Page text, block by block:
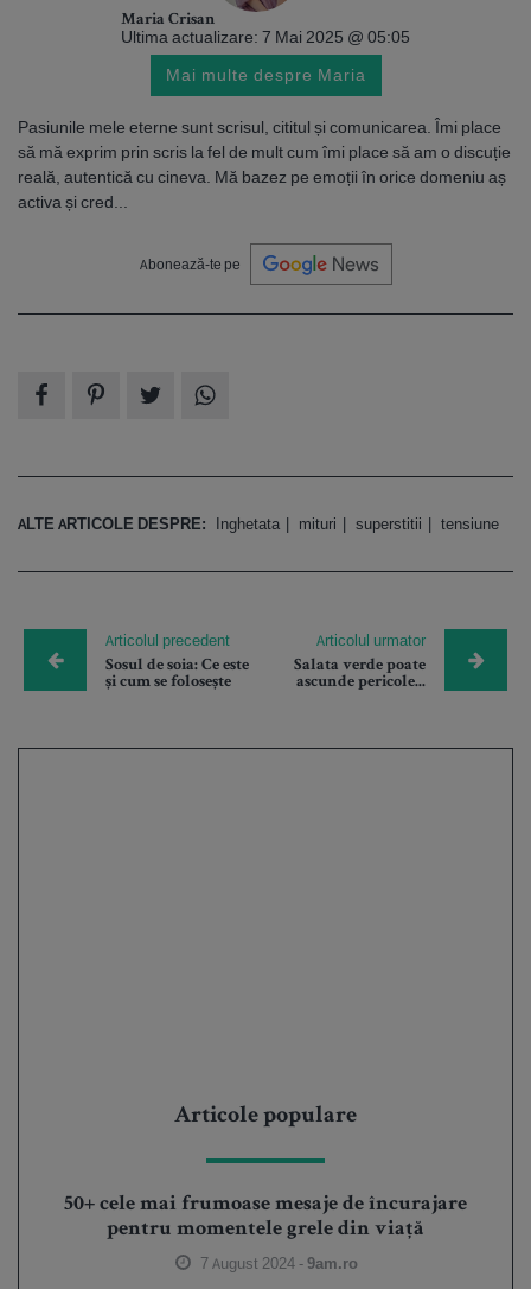
Maria Crisan
Ultima actualizare: 7 Mai 2025 @ 05:05
Mai multe despre Maria
Pasiunile mele eterne sunt scrisul, cititul și comunicarea. Îmi place
să mă exprim prin scris la fel de mult cum îmi place să am o discuție
reală, autentică cu cineva. Mă bazez pe emoții în orice domeniu aș
activa și cred...
Abonează-te pe
ALTE ARTICOLE DESPRE: Inghetata mituri superstitii tensiune
Articolul precedent
Sosul de soia: Ce este
și cum se folosește
Articolul urmator
Salata verde poate
ascunde pericole...
Articole populare
50+ cele mai frumoase mesaje de încurajare
pentru momentele grele din viață
7 August 2024 -9am.ro